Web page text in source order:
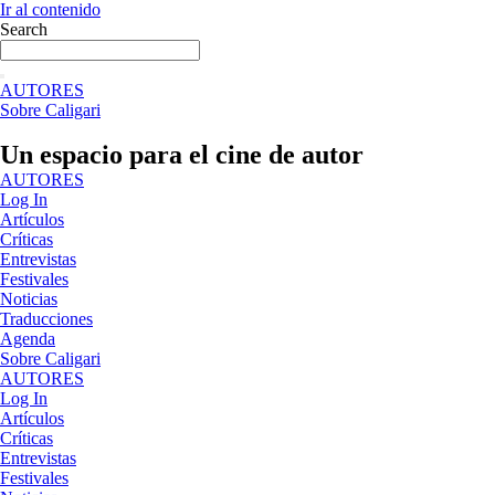
Ir al contenido
Search
AUTORES
Sobre Caligari
Un espacio para el cine de autor
AUTORES
Log In
Artículos
Críticas
Entrevistas
Festivales
Noticias
Traducciones
Agenda
Sobre Caligari
AUTORES
Log In
Artículos
Críticas
Entrevistas
Festivales